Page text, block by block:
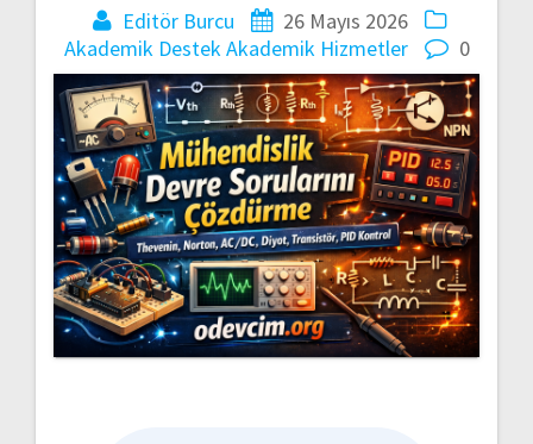
Editör Burcu
26 Mayıs 2026
Akademik DestekAkademik Hizmetler 0